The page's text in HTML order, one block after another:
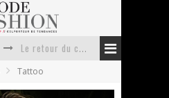
Le retour du cachemire version casual
Tattoo